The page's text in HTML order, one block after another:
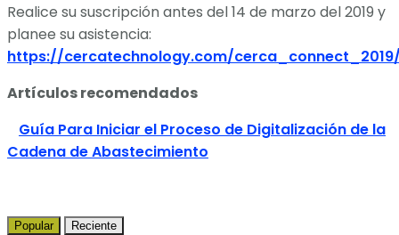
Realice su suscripción antes del 14 de marzo del 2019 y
planee su asistencia:
https://cercatechnology.com/
Artículos recomendados
Guía Para Iniciar el Proceso de Digitalización de la
Cadena de Abastecimiento
Popular Reciente